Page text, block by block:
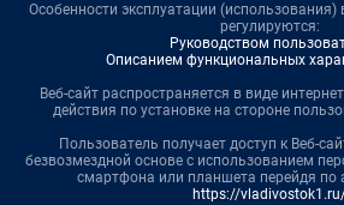
Особенности эксплуатации (использования)
регулируются:
Руководством
Описанием функциональных
Веб-сайт распространяется в виде
действия по установке на стороне
Пользователь получает доступ к Веб-
безвозмездной основе с использованием
смартфона или планшета перейдя по
https://